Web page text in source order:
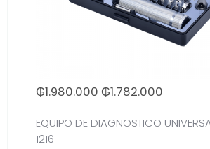
₲1.980.000 ₲1.782.000
EQUIPO DE DIAGNOSTICO
1216